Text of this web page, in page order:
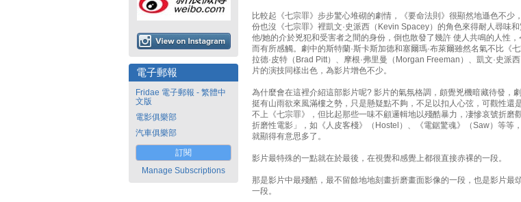
電子郵報
Fridae 電子郵報 - 繁體中
文版
電影俱樂部
汽車俱樂部
訂閱
Manage Subscriptions
比較起《七宗罪》步步驚心堆砌的劇情，《要命法則》很顯然地遜色不少
份也沒《七宗罪》裡凱文·史派西（Kevin Spacey）的角色來得耐人尋味
他/她的介於兇犯和受害者之間的身份，倒也散發了幾許 使人共鳴的人性，
而有所感觸。劇中的斯特蘭·斯卡斯加德和塞爾瑪·布萊爾雖然名氣不比《
拉德·皮特（Brad Pitt）、摩根·弗里曼（Morgan Freeman）、凱文·史派
片的演技同樣出色，為影片增色不少。
為什麼會在這裡介紹這部影片呢? 影片的氣氛格調，頗覺兇機暗藏待發，
挺有山雨欲來風滿樓之勢，只是懸疑點不夠，不足以扣人心弦，可觀性還
不上《七宗罪》，但比起那些一味不顧邏輯地以殘酷暴力，凄慘哀號折磨
折磨性電影」，如《人皮客棧》（Hostel）、《電鋸驚魂》（Saw）等等
就顯得有意思多了。
影片最特殊的一點就在於最後，在視覺和感覺上都很直接赤裸的一段。
那是影片中最殘酷，最不留餘地地刻畫折磨畫面影像的一段，也是影片最
一段。